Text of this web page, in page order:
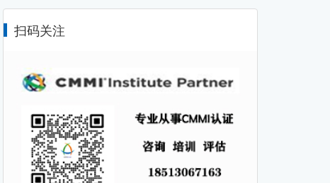
扫码关注